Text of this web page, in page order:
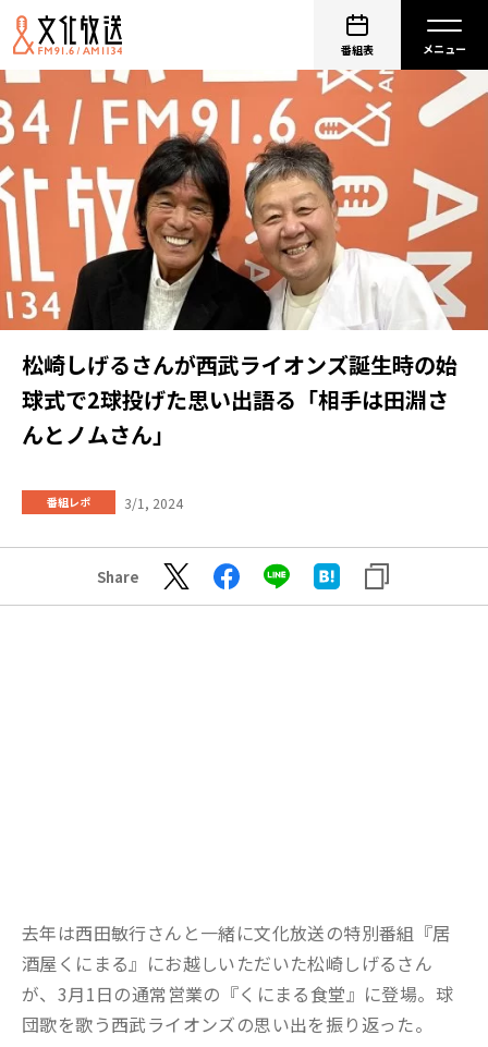
番組表
松崎しげるさんが西武ライオンズ誕生時の始
球式で2球投げた思い出語る「相手は田淵さ
んとノムさん」
番組レポ 3/1, 2024
Share
去年は西田敏行さんと一緒に文化放送の特別番組『居
酒屋くにまる』にお越しいただいた松崎しげるさん
が、3月1日の通常営業の『くにまる食堂』に登場。球
団歌を歌う西武ライオンズの思い出を振り返った。